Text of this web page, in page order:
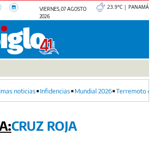
VIERNES, 07 AGOSTO
2026
23.9°C | PANAMÁ
noticias Infidencias Mundial 2026 Terremoto
CRUZ ROJA